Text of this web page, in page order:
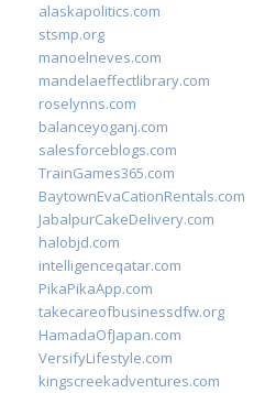
alaskapolitics.com
stsmp.org
manoelneves.com
mandelaeffectlibrary.com
roselynns.com
balanceyoganj.com
salesforceblogs.com
TrainGames365.com
BaytownEvaCationRentals.com
JabalpurCakeDelivery.com
halobjd.com
intelligenceqatar.com
PikaPikaApp.com
takecareofbusinessdfw.org
HamadaOfJapan.com
VersifyLifestyle.com
kingscreekadventures.com